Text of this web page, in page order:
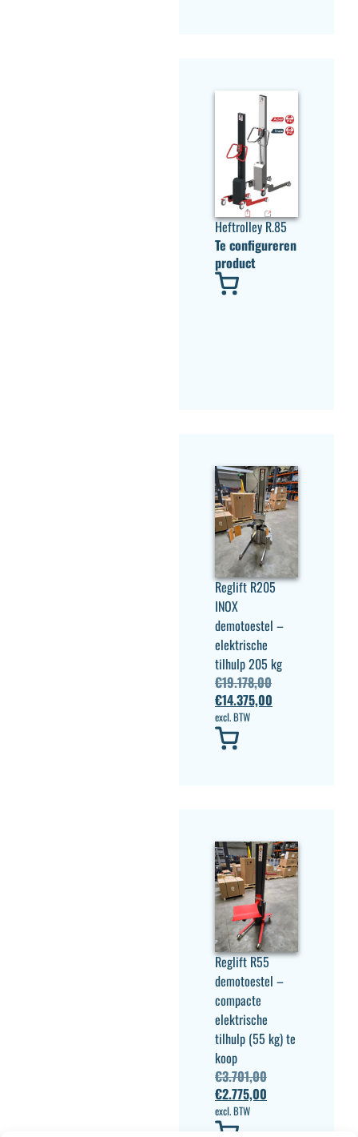
Heftrolley R.85
Te configureren
product
Reglift R205
INOX
demotoestel –
elektrische
tilhulp 205 kg
€19.178,00
€14.375,00
excl. BTW
Reglift R55
demotoestel –
compacte
elektrische
tilhulp (55 kg) te
koop
€3.701,00
€2.775,00
excl. BTW